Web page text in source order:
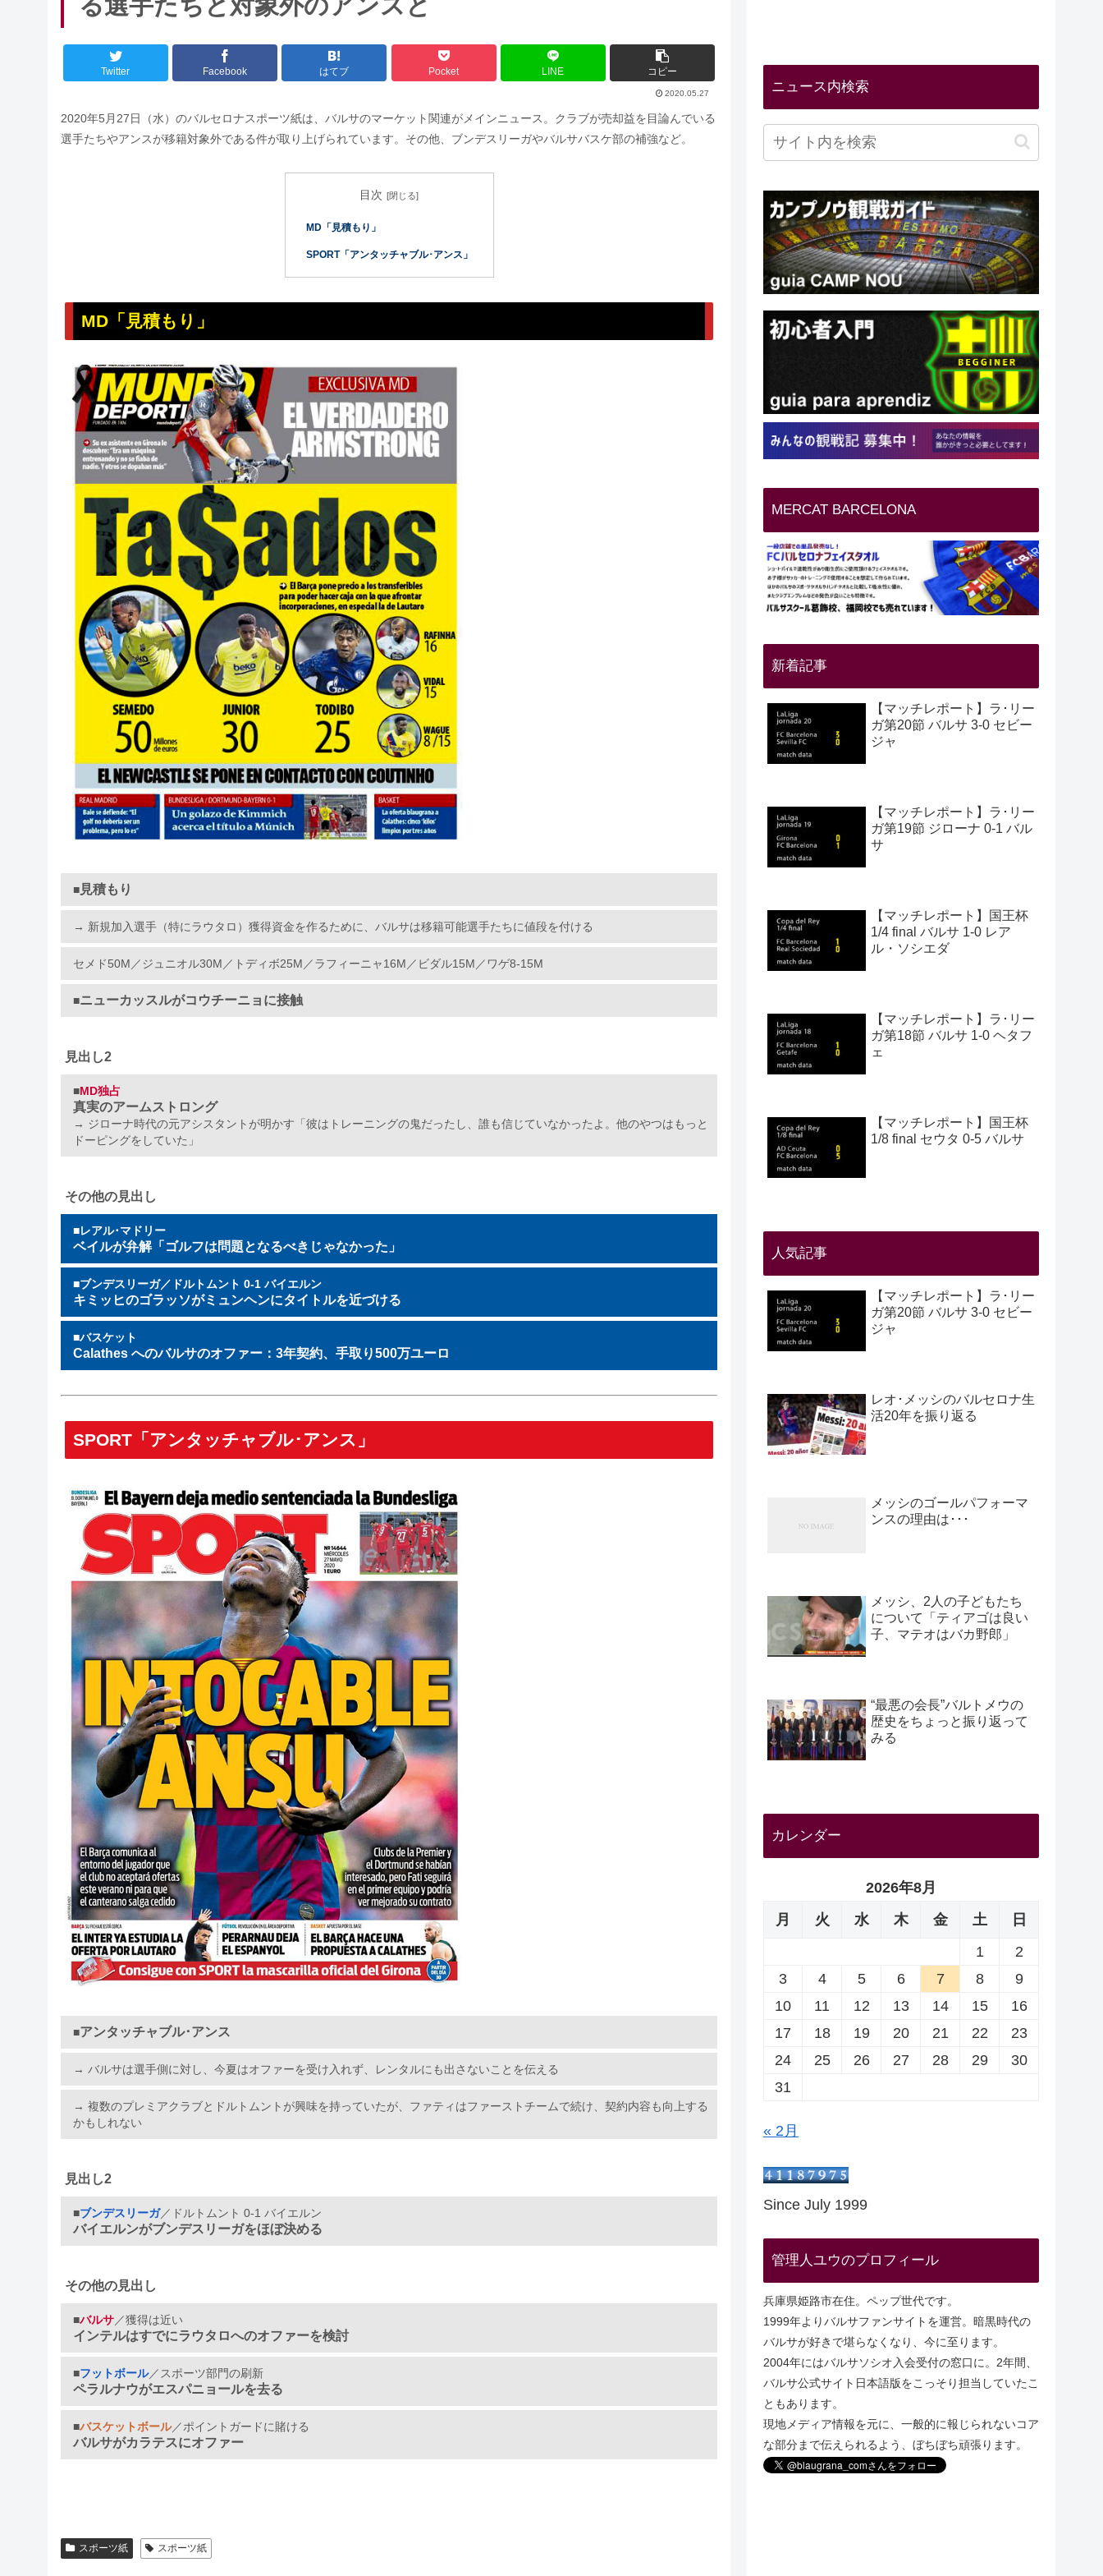
Twitter Facebook はてブ Pocket LINE コピー
2020.05.27
2020年5月27日（水）のバルセロナスポーツ紙は、バルサのマーケット関連がメインニュース。クラブが売却益を目論んでいる
選手たちやアンスが移籍対象外である件が取り上げられています。その他、ブンデスリーガやバルサバスケ部の補強など。
目次
MD「見積もり」
SPORT「アンタッチャブル･アンス」
MD「見積もり」
■見積もり
→ 新規加入選手（特にラウタロ）獲得資金を作るために、バルサは移籍可能選手たちに値段を付ける
セメド50M／ジュニオル30M／トディボ25M／ラフィーニャ16M／ビダル15M／ワゲ8-15M
■ニューカッスルがコウチーニョに接触
見出し2
■MD独占
真実のアームストロング
→ ジローナ時代の元アシスタントが明かす「彼はトレーニングの鬼だったし、誰も信じていなかったよ。他のやつはもっと
ドーピングをしていた」
その他の見出し
■レアル･マドリー
ベイルが弁解「ゴルフは問題となるべきじゃなかった」
■ブンデスリーガ／ドルトムント 0-1 バイエルン
キミッヒのゴラッソがミュンヘンにタイトルを近づける
■バスケット
Calathes へのバルサのオファー：3年契約、手取り500万ユーロ
SPORT「アンタッチャブル･アンス」
■アンタッチャブル･アンス
→ バルサは選手側に対し、今夏はオファーを受け入れず、レンタルにも出さないことを伝える
→ 複数のプレミアクラブとドルトムントが興味を持っていたが、ファティはファーストチームで続け、契約内容も向上する
かもしれない
見出し2
■ブンデスリーガ／ドルトムント 0-1 バイエルン
バイエルンがブンデスリーガをほぼ決める
その他の見出し
■バルサ／獲得は近い
インテルはすでにラウタロへのオファーを検討
■フットボール／スポーツ部門の刷新
ペラルナウがエスパニョールを去る
■バスケットボール／ポイントガードに賭ける
バルサがカラテスにオファー
スポーツ紙 スポーツ紙
ニュース内検索
MERCAT BARCELONA
新着記事
【マッチレポート】ラ･リー
ガ第20節 バルサ 3-0 セビー
ジャ
【マッチレポート】ラ･リー
ガ第19節 ジローナ 0-1 バル
サ
【マッチレポート】国王杯
1/4 final バルサ 1-0 レア
ル・ソシエダ
【マッチレポート】ラ･リー
ガ第18節 バルサ 1-0 ヘタフ
ェ
【マッチレポート】国王杯
1/8 final セウタ 0-5 バルサ
人気記事
【マッチレポート】ラ･リー
ガ第20節 バルサ 3-0 セビー
ジャ
レオ･メッシのバルセロナ生
活20年を振り返る
メッシのゴールパフォーマ
ンスの理由は･･･
メッシ、2人の子どもたち
について「ティアゴは良い
子、マテオはバカ野郎」
“最悪の会長”バルトメウの
歴史をちょっと振り返って
みる
カレンダー
2026年8月
月
火 水 木 金 土
日
1
2
3
4 5 6 7 8
9
10
11 12 13 14 15
16
17
18 19 20 21 22
23
24
25 26 27 28 29
30
31
« 2月
Since July 1999
管理人ユウのプロフィール
兵庫県姫路市在住。ペップ世代です。
1999年よりバルサファンサイトを運営。暗黒時代の
バルサが好きで堪らなくなり、今に至ります。
2004年にはバルサソシオ入会受付の窓口に。2年間、
バルサ公式サイト日本語版をこっそり担当していたこ
ともあります。
現地メディア情報を元に、一般的に報じられないコア
な部分まで伝えられるよう、ぼちぼち頑張ります。